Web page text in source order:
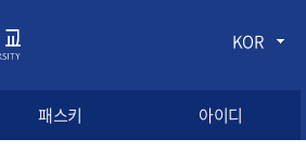
KOR
패스키 아이디